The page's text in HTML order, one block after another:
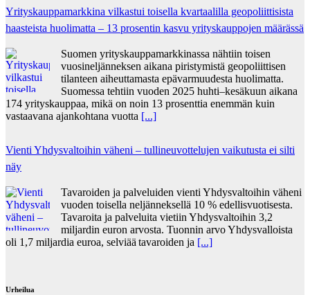
Yrityskauppamarkkina vilkastui toisella kvartaalilla geopoliittisista
haasteista huolimatta – 13 prosentin kasvu yrityskauppojen määrässä
Suomen yrityskauppamarkkinassa nähtiin toisen
vuosineljänneksen aikana piristymistä geopoliittisen
tilanteen aiheuttamasta epävarmuudesta huolimatta.
Suomessa tehtiin vuoden 2025 huhti–kesäkuun aikana
174 yrityskauppaa, mikä on noin 13 prosenttia enemmän kuin
vastaavana ajankohtana vuotta [...]
Vienti Yhdysvaltoihin väheni – tullineuvottelujen vaikutusta ei silti
näy
Tavaroiden ja palveluiden vienti Yhdysvaltoihin väheni
vuoden toisella neljänneksellä 10 % edellisvuotisesta.
Tavaroita ja palveluita vietiin Yhdysvaltoihin 3,2
miljardin euron arvosta. Tuonnin arvo Yhdysvalloista
oli 1,7 miljardia euroa, selviää tavaroiden ja [...]
Urheilua